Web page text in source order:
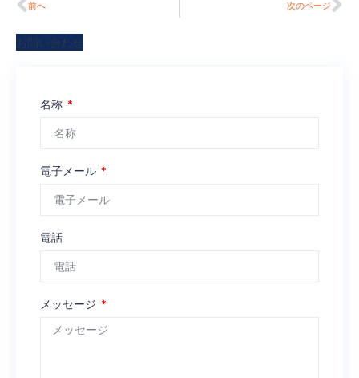
前へ 次のページ
お問い合わせ
名称
電子メール
電話
メッセージ